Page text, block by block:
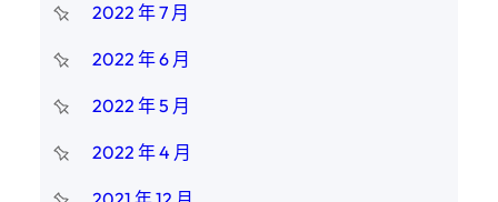
2022 年 7 月
2022 年 6 月
2022 年 5 月
2022 年 4 月